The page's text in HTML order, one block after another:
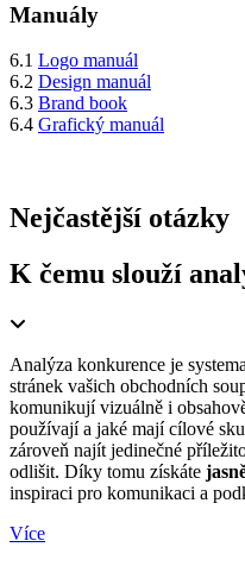
Manuály
6.1 Logo manuál
6.2 Design manuál
6.3 Brand book
6.4 Grafický manuál
Nejčastější otázky
K čemu slouží
Analýza konkurence je
stránek vašich obchodních
komunikují vizuálně i
používají a jaké mají cílové
zároveň najít jedinečné
odlišit. Díky tomu získáte
inspiraci pro komunikaci a
Více